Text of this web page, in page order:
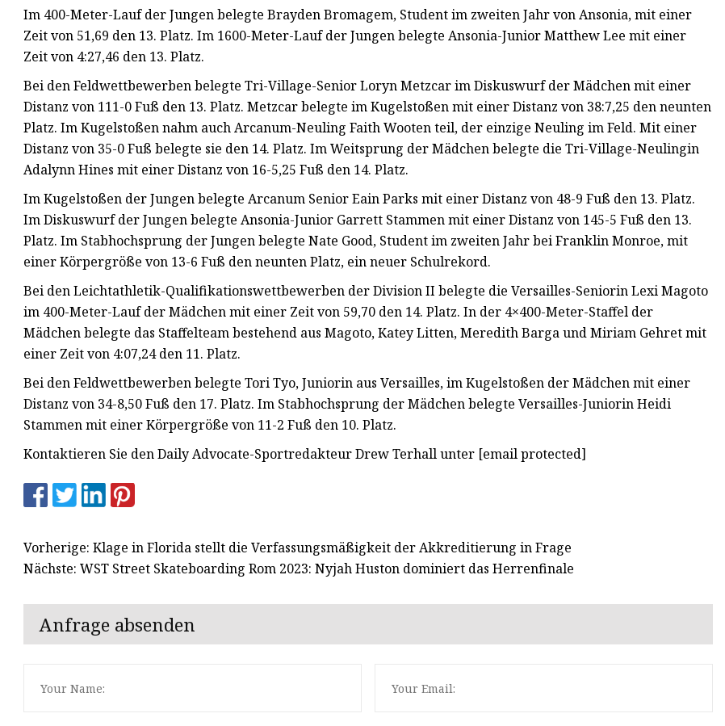
Im 400-Meter-Lauf der Jungen belegte Brayden Bromagem, Student im zweiten Jahr von Ansonia, mit einer
Zeit von 51,69 den 13. Platz. Im 1600-Meter-Lauf der Jungen belegte Ansonia-Junior Matthew Lee mit einer
Zeit von 4:27,46 den 13. Platz.
Bei den Feldwettbewerben belegte Tri-Village-Senior Loryn Metzcar im Diskuswurf der Mädchen mit einer
Distanz von 111-0 Fuß den 13. Platz. Metzcar belegte im Kugelstoßen mit einer Distanz von 38:7,25 den neunten
Platz. Im Kugelstoßen nahm auch Arcanum-Neuling Faith Wooten teil, der einzige Neuling im Feld. Mit einer
Distanz von 35-0 Fuß belegte sie den 14. Platz. Im Weitsprung der Mädchen belegte die Tri-Village-Neulingin
Adalynn Hines mit einer Distanz von 16-5,25 Fuß den 14. Platz.
Im Kugelstoßen der Jungen belegte Arcanum Senior Eain Parks mit einer Distanz von 48-9 Fuß den 13. Platz.
Im Diskuswurf der Jungen belegte Ansonia-Junior Garrett Stammen mit einer Distanz von 145-5 Fuß den 13.
Platz. Im Stabhochsprung der Jungen belegte Nate Good, Student im zweiten Jahr bei Franklin Monroe, mit
einer Körpergröße von 13-6 Fuß den neunten Platz, ein neuer Schulrekord.
Bei den Leichtathletik-Qualifikationswettbewerben der Division II belegte die Versailles-Seniorin Lexi Magoto
im 400-Meter-Lauf der Mädchen mit einer Zeit von 59,70 den 14. Platz. In der 4×400-Meter-Staffel der
Mädchen belegte das Staffelteam bestehend aus Magoto, Katey Litten, Meredith Barga und Miriam Gehret mit
einer Zeit von 4:07,24 den 11. Platz.
Bei den Feldwettbewerben belegte Tori Tyo, Juniorin aus Versailles, im Kugelstoßen der Mädchen mit einer
Distanz von 34-8,50 Fuß den 17. Platz. Im Stabhochsprung der Mädchen belegte Versailles-Juniorin Heidi
Stammen mit einer Körpergröße von 11-2 Fuß den 10. Platz.
Kontaktieren Sie den Daily Advocate-Sportredakteur Drew Terhall unter [email protected]
Vorherige: Klage in Florida stellt die Verfassungsmäßigkeit der Akkreditierung in Frage
Nächste: WST Street Skateboarding Rom 2023: Nyjah Huston dominiert das Herrenfinale
Anfrage absenden